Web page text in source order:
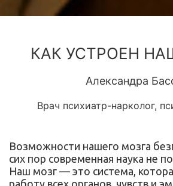
КАК УСТРОЕН
Александра
Врач психиатр-нарколог,
Возможности нашего мозга
сих пор современная наука не
Наш мозг — это система,
работу всех органов, чувств и